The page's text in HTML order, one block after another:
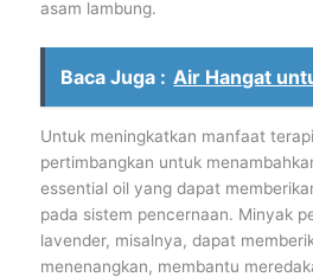
asam lambung.
Baca Juga : Air Hangat
Untuk meningkatkan manfaat
pertimbangkan untuk
essential oil yang dapat
pada sistem pencernaan. Minyak
lavender, misalnya, dapat
menenangkan, membantu